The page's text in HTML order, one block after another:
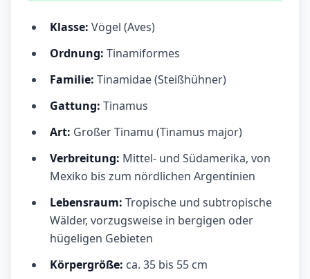
Klasse: Vögel (Aves)
Ordnung: Tinamiformes
Familie: Tinamidae (Steißhühner)
Gattung: Tinamus
Art: Großer Tinamu (Tinamus major)
Verbreitung: Mittel- und Südamerika, von
Mexiko bis zum nördlichen Argentinien
Lebensraum: Tropische und subtropische
Wälder, vorzugsweise in bergigen oder
hügeligen Gebieten
Körpergröße: ca. 35 bis 55 cm